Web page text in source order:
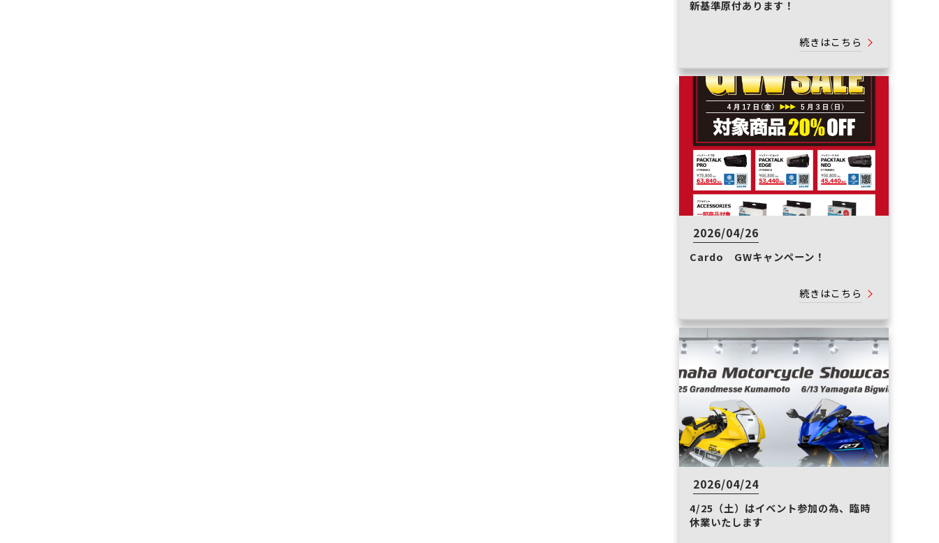
新基準原付あります！
続きはこちら
2026/04/26
Cardo GWキャンペーン！
続きはこちら
2026/04/24
4/25（土）はイベント参加の為、臨時
休業いたします